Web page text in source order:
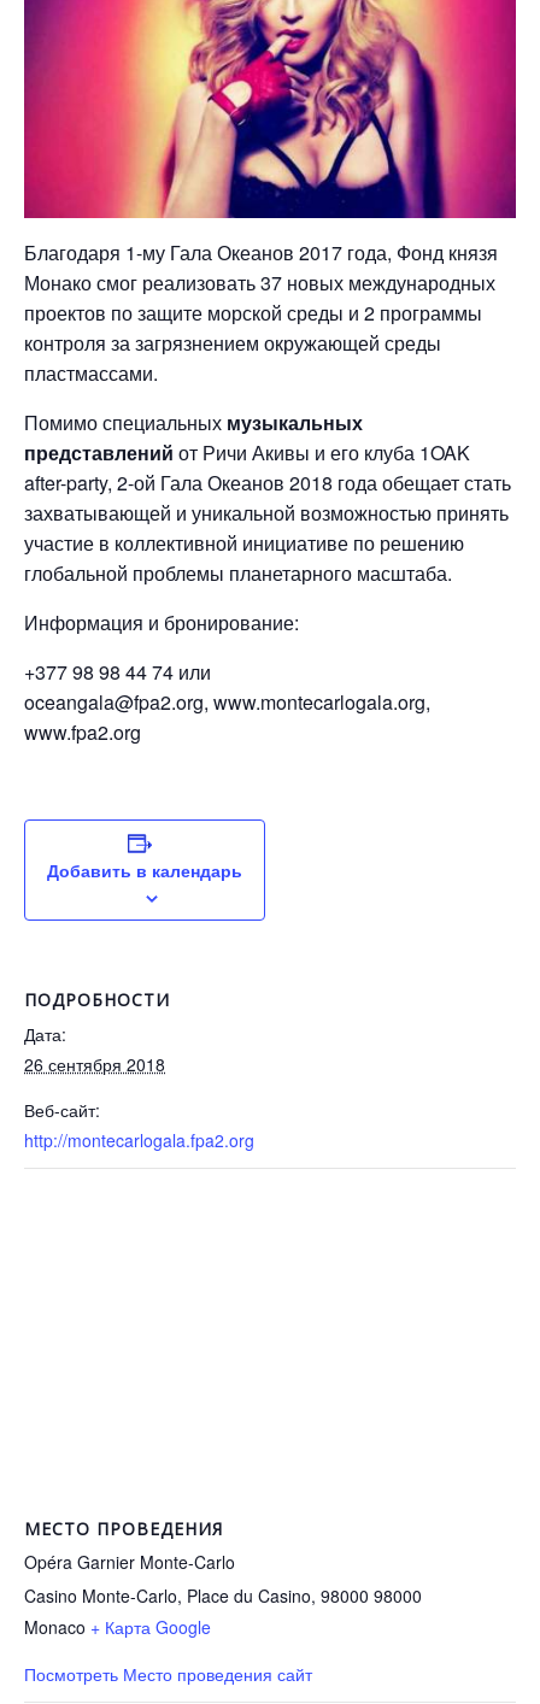
Благодаря 1-му Гала Океанов 2017 года, Фонд князя
Монако смог реализовать 37 новых международных
проектов по защите морской среды и 2 программы
контроля за загрязнением окружающей среды
пластмассами.
Помимо специальных музыкальных
представлений от Ричи Акивы и его клуба 1OAK
after-party, 2-ой Гала Океанов 2018 года обещает стать
захватывающей и уникальной возможностью принять
участие в коллективной инициативе по решению
глобальной проблемы планетарного масштаба.
Информация и бронирование:
+377 98 98 44 74 или
oceangala@fpa2.org, www.montecarlogala.org,
www.fpa2.org
Добавить в календарь
ПОДРОБНОСТИ
Дата:
26 сентября 2018
Веб-сайт:
http://montecarlogala.fpa2.org
МЕСТО ПРОВЕДЕНИЯ
Opéra Garnier Monte-Carlo
Casino Monte-Carlo, Place du Casino, 98000 98000
Monaco + Карта Google
Посмотреть Место проведения сайт